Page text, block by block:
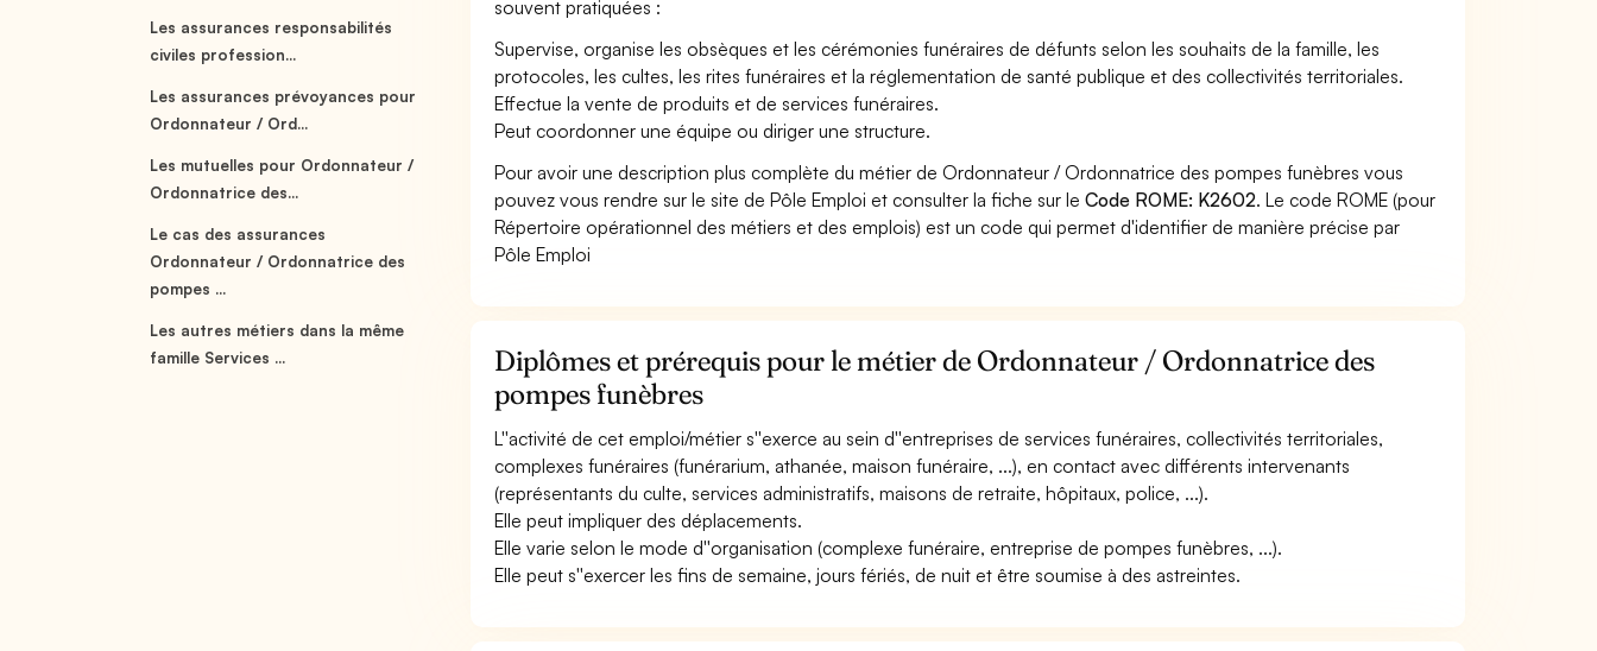
Les assurances responsabilités
civiles profession...
Les assurances prévoyances pour
Ordonnateur / Ord...
Les mutuelles pour Ordonnateur /
Ordonnatrice des...
Le cas des assurances
Ordonnateur / Ordonnatrice des
pompes ...
Les autres métiers dans la même
famille Services ...
souvent pratiquées :
Supervise, organise les obsèques et les cérémonies funéraires de défunts selon les souhaits de la famille, les
protocoles, les cultes, les rites funéraires et la réglementation de santé publique et des collectivités territoriales.
Effectue la vente de produits et de services funéraires.
Peut coordonner une équipe ou diriger une structure.
Pour avoir une description plus complète du métier de Ordonnateur / Ordonnatrice des pompes funèbres vous
pouvez vous rendre sur le site de Pôle Emploi et consulter la fiche sur leCode ROME: K2602. Le code ROME (pour
Répertoire opérationnel des métiers et des emplois) est un code qui permet d'identifier de manière précise par
Pôle Emploi
Diplômes et prérequis pour le métier de Ordonnateur / Ordonnatrice des
pompes funèbres
L''activité de cet emploi/métier s''exerce au sein d''entreprises de services funéraires, collectivités territoriales,
complexes funéraires (funérarium, athanée, maison funéraire, ...), en contact avec différents intervenants
(représentants du culte, services administratifs, maisons de retraite, hôpitaux, police, ...).
Elle peut impliquer des déplacements.
Elle varie selon le mode d''organisation (complexe funéraire, entreprise de pompes funèbres, ...).
Elle peut s''exercer les fins de semaine, jours fériés, de nuit et être soumise à des astreintes.